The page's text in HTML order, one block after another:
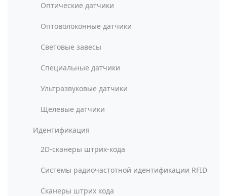
Оптические датчики
Оптоволоконные датчики
Световые завесы
Специальные датчики
Ультразвуковые датчики
Щелевые датчики
Идентификация
2D-сканеры штрих-кода
Системы радиочастотной идентификации RFID
Сканеры штрих кода